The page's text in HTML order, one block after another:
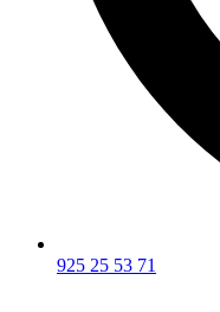
925 25 53 71